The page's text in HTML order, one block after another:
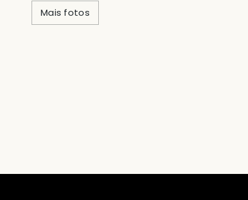
Mais fotos